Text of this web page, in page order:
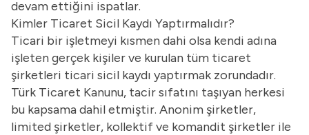
devam ettiğini ispatlar.
Kimler Ticaret Sicil Kaydı Yaptırmalıdır?
Ticari bir işletmeyi kısmen dahi olsa kendi adına
işleten gerçek kişiler ve kurulan tüm ticaret
şirketleri ticari sicil kaydı yaptırmak zorundadır.
Türk Ticaret Kanunu, tacir sıfatını taşıyan herkesi
bu kapsama dahil etmiştir. Anonim şirketler,
limited şirketler, kollektif ve komandit şirketler ile